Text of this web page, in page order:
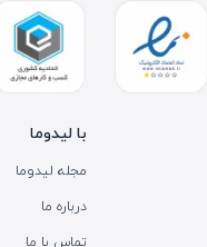
با لیدوما
مجله لیدوما
درباره ما
تماس با ما